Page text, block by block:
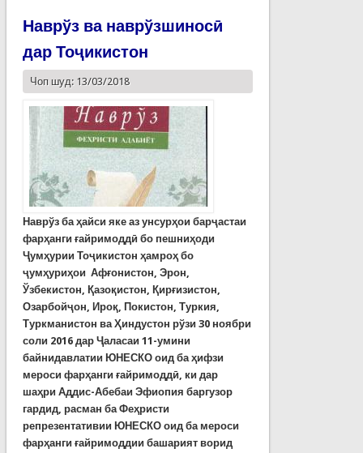
Наврўз ва наврўзшиносӣ
дар Тоҷикистон
Чоп шуд: 13/03/2018
Наврўз ба ҳайси яке аз унсурҳои барҷастаи
фарҳанги ғайримоддӣ бо пешниҳоди
Ҷумҳурии Тоҷикистон ҳамроҳ бо
ҷумҳуриҳои Афғонистон, Эрон,
Ўзбекистон, Қазоқистон, Қирғизистон,
Озарбойҷон, Ироқ, Покистон, Туркия,
Туркманистон ва Ҳиндустон рўзи 30 ноябри
соли 2016 дар Ҷаласаи 11-умини
байнидавлатии ЮНЕСКО оид ба ҳифзи
мероси фарҳанги ғайримоддӣ, ки дар
шаҳри Аддис-Абебаи Эфиопия баргузор
гардид, расман ба Феҳристи
репрезентативии ЮНЕСКО оид ба мероси
фарҳанги ғайримоддии башарият ворид